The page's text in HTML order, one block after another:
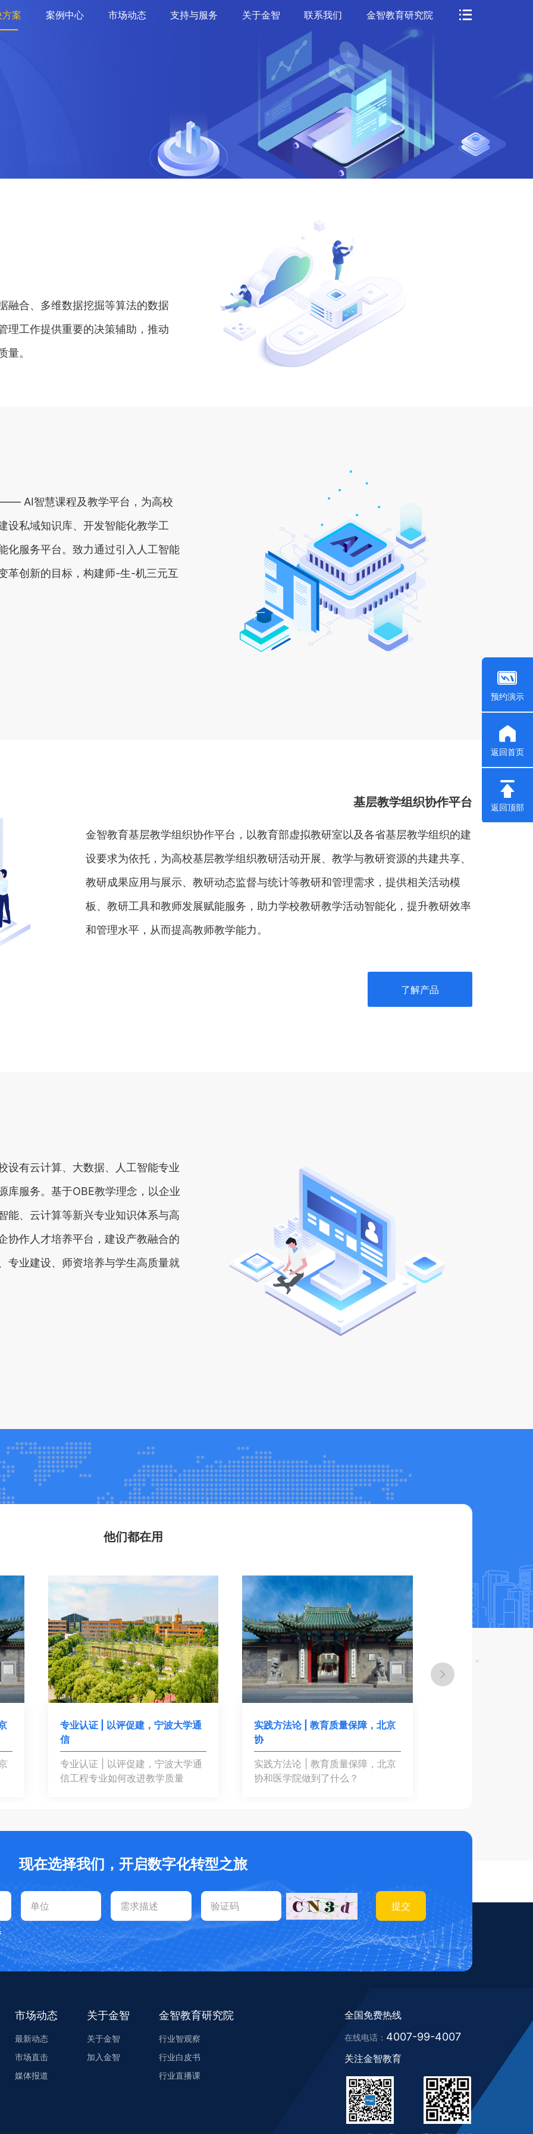
案 案例中心 市场动态 支持与服务 关于金智 联系我们 金智教育研究院
融合、多维数据挖掘等算法的数据
理工作提供重要的决策辅助，推动
量。
AI智慧课程及教学平台，为高校
设私域知识库、开发智能化教学工
化服务平台。致力通过引入人工智能
革创新的目标，构建师-生-机三元互
基层教学组织协作平台
金智教育基层教学组织协作平台，以教育部虚拟教研室以及各省基层教学组织的建
设要求为依托，为高校基层教学组织教研活动开展、教学与教研资源的共建共享、
教研成果应用与展示、教研动态监督与统计等教研和管理需求，提供相关活动模
板、教研工具和教师发展赋能服务，助力学校教研教学活动智能化，提升教研效率
和管理水平，从而提高教师教学能力。
了解产品
设有云计算、大数据、人工智能专业
库服务。基于OBE教学理念，以企业
能、云计算等新兴专业知识体系与高
协作人才培养平台，建设产教融合的
专业建设、师资培养与学生高质量就
他们都在用
专业认证 | 以评促建，宁波大学通
信
专业认证 | 以评促建，宁波大学通
信工程专业如何改进教学质量
实践方法论 | 教育质量保障，北京
协
实践方法论 | 教育质量保障，北京
协和医学院做到了什么？
预约演示
返回首页
返回顶部
现在选择我们，开启数字化转型之旅
提交
市场动态
最新动态
市场直击
媒体报道
关于金智
关于金智
加入金智
金智教育研究院
行业智观察
行业白皮书
行业直播课
全国免费热线
在线电话： 4007-99-4007
关注金智教育